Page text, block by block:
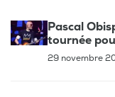
Pascal
tournée
29 novembre